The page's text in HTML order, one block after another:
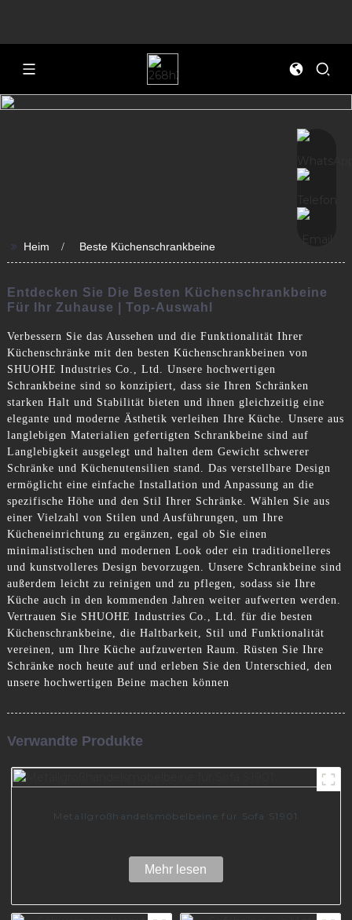
>> Heim Beste Küchenschrankbeine
Entdecken Sie Die Besten Küchenschrankbeine
Für Ihr Zuhause | Top-Auswahl
Verbessern Sie das Aussehen und die Funktionalität Ihrer
Küchenschränke mit den besten Küchenschrankbeinen von
SHUOHE Industries Co., Ltd. Unsere hochwertigen
Schrankbeine sind so konzipiert, dass sie Ihren Schränken
starken Halt und Stabilität bieten und ihnen gleichzeitig eine
elegante und moderne Ästhetik verleihen Ihre Küche. Unsere aus
langlebigen Materialien gefertigten Schrankbeine sind auf
Langlebigkeit ausgelegt und halten dem Gewicht schwerer
Schränke und Küchenutensilien stand. Das verstellbare Design
ermöglicht eine einfache Installation und Anpassung an die
spezifische Höhe und den Stil Ihrer Schränke. Wählen Sie aus
einer Vielzahl von Stilen und Ausführungen, um Ihre
Kücheneinrichtung zu ergänzen, egal ob Sie einen
minimalistischen und modernen Look oder ein traditionelleres
und kunstvolleres Design bevorzugen. Unsere Schrankbeine sind
außerdem leicht zu reinigen und zu pflegen, sodass sie Ihre
Küche auch in den kommenden Jahren weiter aufwerten werden.
Vertrauen Sie SHUOHE Industries Co., Ltd. für die besten
Küchenschrankbeine, die Haltbarkeit, Stil und Funktionalität
vereinen, um Ihre Küche aufzuwerten Raum. Rüsten Sie Ihre
Schränke noch heute auf und erleben Sie den Unterschied, den
unsere hochwertigen Beine machen können
Verwandte Produkte
Metallgroßhandelsmöbelbeine für Sofa S1901
Mehr lesen